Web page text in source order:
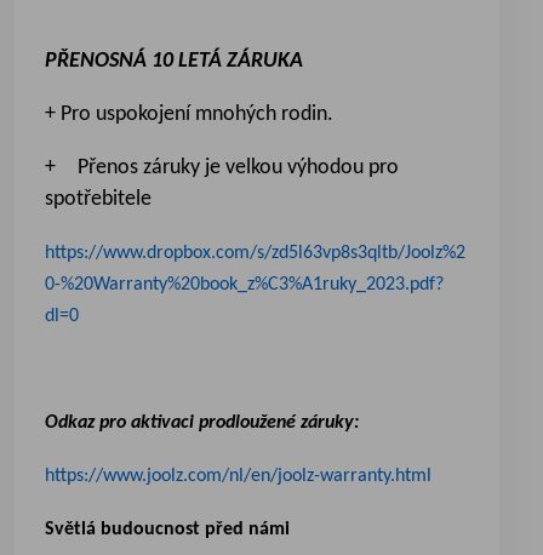
PŘENOSNÁ 10 LETÁ ZÁRUKA
+ Pro uspokojení mnohých rodin.
+ Přenos záruky je velkou výhodou pro
spotřebitele
https://www.dropbox.com/s/zd5l63vp8s3qltb/Joolz%2
0-%20Warranty%20book_z%C3%A1ruky_2023.pdf?
dl=0
Odkaz pro aktivaci prodloužené záruky:
https://www.joolz.com/nl/en/joolz-warranty.html
Světlá budoucnost před námi